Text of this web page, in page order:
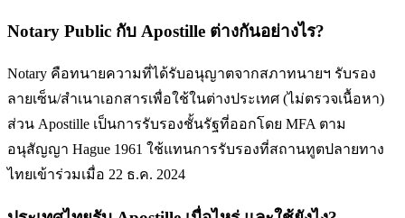
Notary Public กับ Apostille ต่างกันอย่างไร?
Notary คือทนายความที่ได้รับอนุญาตจากสภาทนายฯ รับรอง
ลายเซ็น/สำเนาเอกสารเพื่อใช้ในต่างประเทศ (ไม่ตรวจเนื้อหา)
ส่วน Apostille เป็นการรับรองชั้นรัฐที่ออกโดย MFA ตาม
อนุสัญญา Hague 1961 ใช้แทนการรับรองที่สถานทูตปลายทาง
ไทยเข้าร่วมเมื่อ 22 ธ.ค. 2024